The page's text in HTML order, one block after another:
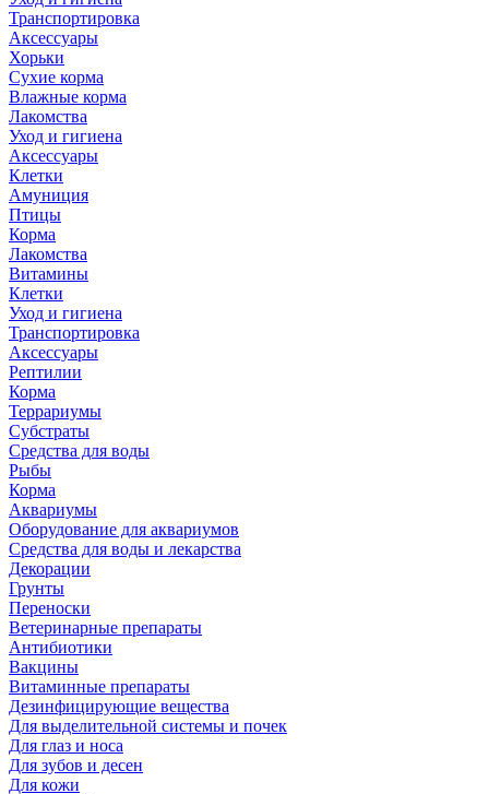
Транспортировка
Аксессуары
Хорьки
Сухие корма
Влажные корма
Лакомства
Уход и гигиена
Аксессуары
Клетки
Амуниция
Птицы
Корма
Лакомства
Витамины
Клетки
Уход и гигиена
Транспортировка
Аксессуары
Рептилии
Корма
Террариумы
Субстраты
Средства для воды
Рыбы
Корма
Аквариумы
Оборудование для аквариумов
Средства для воды и лекарства
Декорации
Грунты
Переноски
Ветеринарные препараты
Антибиотики
Вакцины
Витаминные препараты
Дезинфицирующие вещества
Для выделительной системы и почек
Для глаз и носа
Для зубов и десен
Для кожи